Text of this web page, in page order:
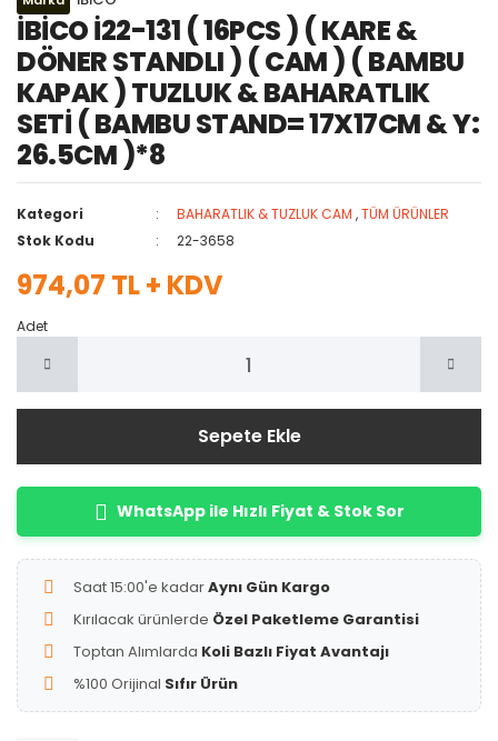
İBİCO İ22-131 ( 16PCS ) ( KARE &
DÖNER STANDLI ) ( CAM ) ( BAMBU
KAPAK ) TUZLUK & BAHARATLIK
SETİ ( BAMBU STAND= 17X17CM & Y:
26.5CM )*8
Kategori BAHARATLIK & TUZLUK CAM ,TÜM ÜRÜNLER
Stok Kodu
22-3658
974,07 TL + KDV
Adet
Sepete Ekle
WhatsApp ile Hızlı Fiyat & Stok Sor
Saat 15:00'e kadarAynı Gün Kargo
Kırılacak ürünlerde Özel Paketleme Garantisi
Toptan Alımlarda Koli Bazlı Fiyat Avantajı
%100 Orijinal Sıfır Ürün